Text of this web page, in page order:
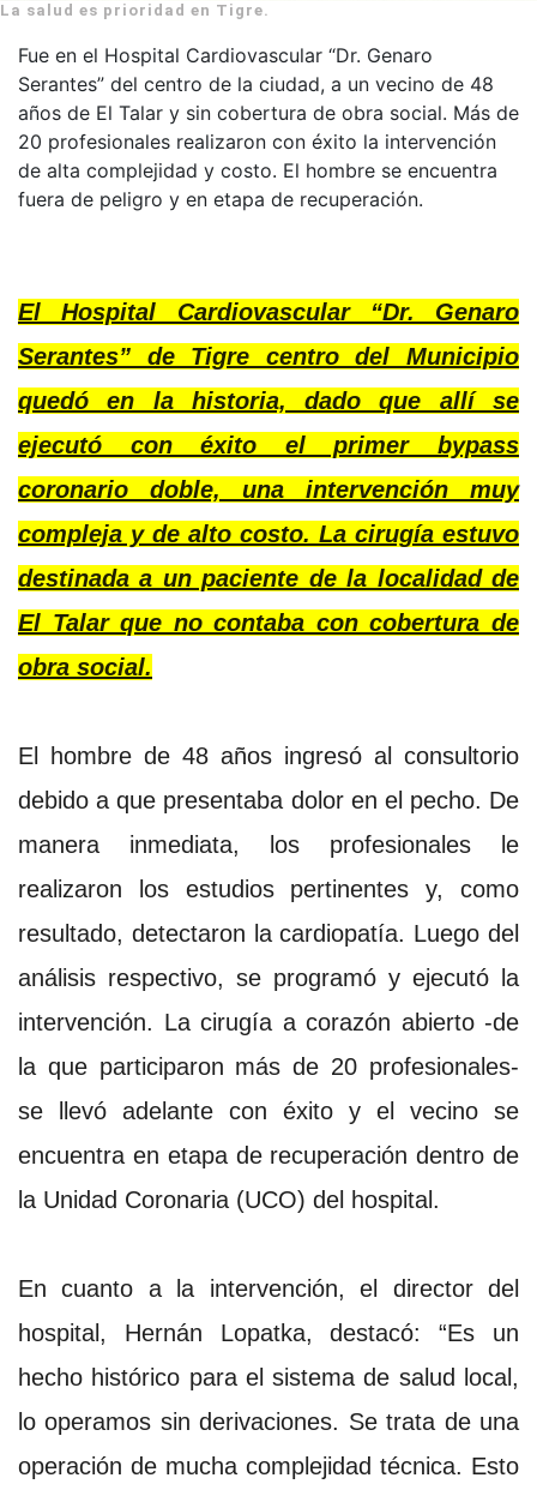
La salud es prioridad en Tigre.
Fue en el Hospital Cardiovascular “Dr. Genaro
Serantes” del centro de la ciudad, a un vecino de 48
años de El Talar y sin cobertura de obra social. Más de
20 profesionales realizaron con éxito la intervención
de alta complejidad y costo. El hombre se encuentra
fuera de peligro y en etapa de recuperación.
El Hospital Cardiovascular “Dr. Genaro
Serantes” de Tigre centro del Municipio
quedó en la historia, dado que allí se
ejecutó con éxito el primer bypass
coronario doble, una intervención muy
compleja y de alto costo. La cirugía estuvo
destinada a un paciente de la localidad de
El Talar que no contaba con cobertura de
obra social.
El hombre de 48 años ingresó al consultorio
debido a que presentaba dolor en el pecho. De
manera inmediata, los profesionales le
realizaron los estudios pertinentes y, como
resultado, detectaron la cardiopatía. Luego del
análisis respectivo, se programó y ejecutó la
intervención. La cirugía a corazón abierto -de
la que participaron más de 20 profesionales-
se llevó adelante con éxito y el vecino se
encuentra en etapa de recuperación dentro de
la Unidad Coronaria (UCO) del hospital.
En cuanto a la intervención, el director del
hospital, Hernán Lopatka, destacó: “Es un
hecho histórico para el sistema de salud local,
lo operamos sin derivaciones. Se trata de una
operación de mucha complejidad técnica. Esto